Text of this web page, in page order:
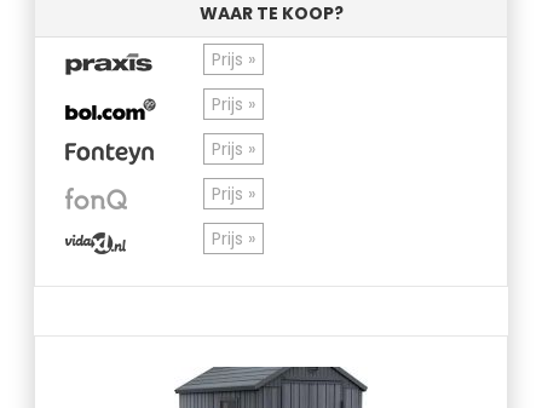
WAAR TE KOOP?
Prijs »
Prijs »
Prijs »
Prijs »
Prijs »